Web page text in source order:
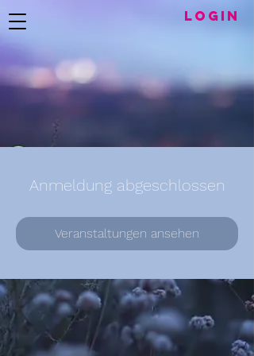
LogIN
Anmeldung abgeschlossen
Veranstaltungen ansehen